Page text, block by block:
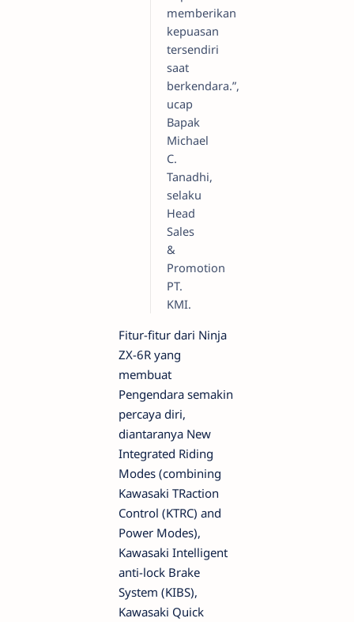
memberikan
kepuasan
tersendiri
saat
berkendara.”,
ucap
Bapak
Michael
C.
Tanadhi,
selaku
Head
Sales
&
Promotion
PT.
KMI.
Fitur-fitur dari Ninja
ZX-6R yang
membuat
Pengendara semakin
percaya diri,
diantaranya New
Integrated Riding
Modes (combining
Kawasaki TRaction
Control (KTRC) and
Power Modes),
Kawasaki Intelligent
anti-lock Brake
System (KIBS),
Kawasaki Quick